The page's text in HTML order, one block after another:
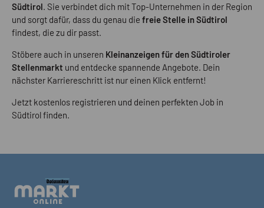
Südtirol. Sie verbindet dich mit Top-Unternehmen in der Region
und sorgt dafür, dass du genau die freie Stelle in Südtirol
findest, die zu dir passt.
Stöbere auch in unseren Kleinanzeigen für den Südtiroler
Stellenmarkt und entdecke spannende Angebote. Dein
nächster Karriereschritt ist nur einen Klick entfernt!
Jetzt kostenlos registrieren und deinen perfekten Job in
Südtirol finden.